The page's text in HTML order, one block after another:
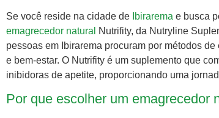
Se você reside na cidade de Ibirarema e busca
emagrecedor natural
Nutrifity, da Nutryline
pessoas em Ibirarema procuram por métodos
e bem-estar. O Nutrifity é um suplemento que
inibidoras de apetite, proporcionando uma
Por que escolher um emagrecedor